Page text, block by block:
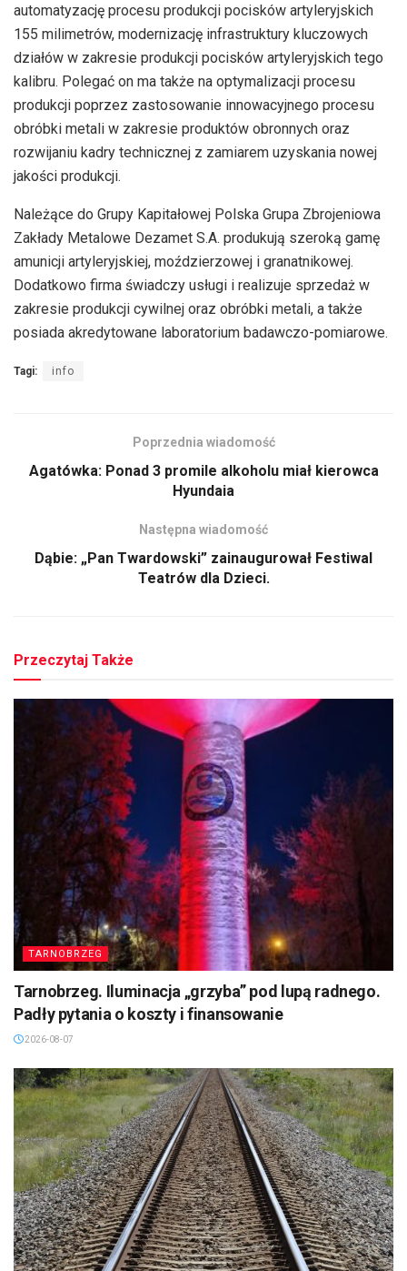
automatyzację procesu produkcji pocisków artyleryjskich
155 milimetrów, modernizację infrastruktury kluczowych
działów w zakresie produkcji pocisków artyleryjskich tego
kalibru. Polegać on ma także na optymalizacji procesu
produkcji poprzez zastosowanie innowacyjnego procesu
obróbki metali w zakresie produktów obronnych oraz
rozwijaniu kadry technicznej z zamiarem uzyskania nowej
jakości produkcji.
Należące do Grupy Kapitałowej Polska Grupa Zbrojeniowa
Zakłady Metalowe Dezamet S.A. produkują szeroką gamę
amunicji artyleryjskiej, moździerzowej i granatnikowej.
Dodatkowo firma świadczy usługi i realizuje sprzedaż w
zakresie produkcji cywilnej oraz obróbki metali, a także
posiada akredytowane laboratorium badawczo-pomiarowe.
Tagi: info
Poprzednia wiadomość
Agatówka: Ponad 3 promile alkoholu miał kierowca
Hyundaia
Następna wiadomość
Dąbie: „Pan Twardowski” zainaugurował Festiwal
Teatrów dla Dzieci.
Przeczytaj Także
TARNOBRZEG
Tarnobrzeg. Iluminacja „grzyba” pod lupą radnego.
Padły pytania o koszty i finansowanie
2026-08-07